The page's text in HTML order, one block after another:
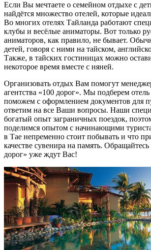
Если Вы мечтаете о семейном отдыхе с
найдётся множество отелей, которые
Во многих отелях Тайланда работают
клубы и весёлые аниматоры. Вот только
аниматоров, как правило, не бывает.
детей, говоря с ними на тайском,
Также, в тайских гостиницах можно
некоторое время вместе с няней.
Организовать отдых Вам помогут
агентства «100 дорог». Мы подберем
поможем с оформлением документов для
ответим на все Ваши вопросы. Наши
богатый опыт заграничных поездок,
поделимся опытом с начинающими
в Тае непременно стоит побывать и что
качестве сувенира на память.
дорог» уже ждут Вас!